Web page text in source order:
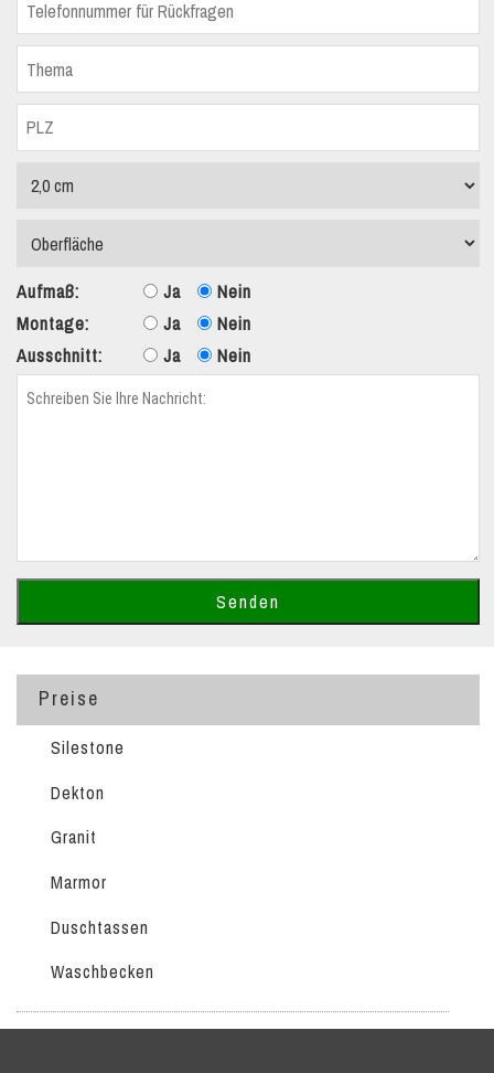
Aufmaß: Ja
Nein
Montage:
Ja
Nein
Ausschnitt:
Ja Nein
Preise
Silestone
Dekton
Granit
Marmor
Duschtassen
Waschbecken